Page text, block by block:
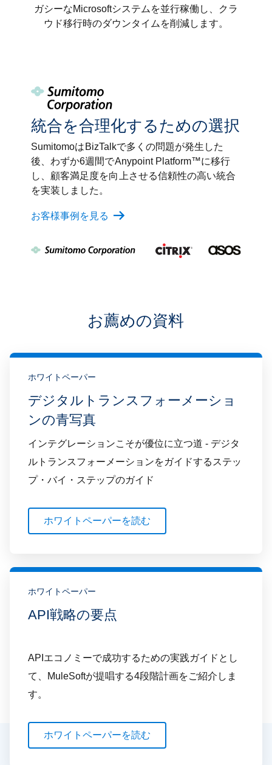
ガシーなMicrosoftシステムを並行稼働し、クラ
ウド移行時のダウンタイムを削減します。
統合を合理化するための選択
SumitomoはBizTalkで多くの問題が発生した
後、わずか6週間でAnypoint Platform™に移行
し、顧客満足度を向上させる信頼性の高い統合
を実装しました。
お客様事例を見る
お薦めの資料
ホワイトペーパー
デジタルトランスフォーメーショ
ンの青写真
インテグレーションこそが優位に立つ道 - デジタ
ルトランスフォーメーションをガイドするステッ
プ・バイ・ステップのガイド
ホワイトペーパーを読む
ホワイトペーパー
API戦略の要点
APIエコノミーで成功するための実践ガイドとし
て、MuleSoftが提唱する4段階計画をご紹介しま
す。
ホワイトペーパーを読む